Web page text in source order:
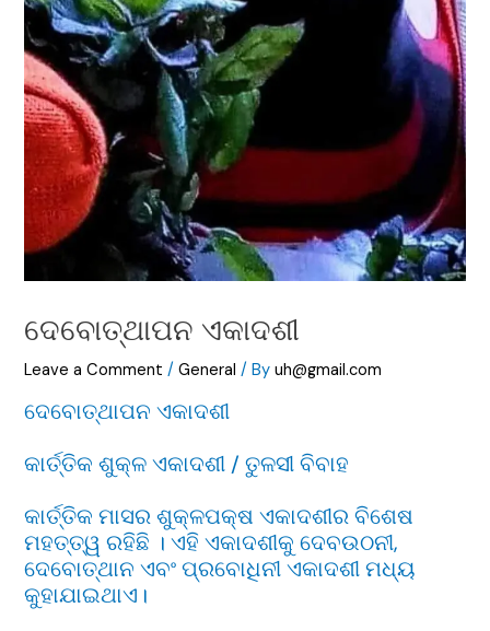
ଦେବୋତ୍ଥାପନ ଏକାଦଶୀ
Leave a Comment /General / Byuh@gmail.com
ଦେବୋତ୍ଥାପନ ଏକାଦଶୀ
କାର୍ତ୍ତିକ ଶୁକ୍ଳ ଏକାଦଶୀ / ତୁଳସୀ ବିବାହ
କାର୍ତ୍ତିକ ମାସର ଶୁକ୍ଳପକ୍ଷ ଏକାଦଶୀର ବିଶେଷ
ମହତ୍ତ୍ୱ ରହିଛି । ଏହି ଏକାଦଶୀକୁ ଦେବଉଠନୀ,
ଦେବୋତ୍ଥାନ ଏବଂ ପ୍ରବୋଧିନୀ ଏକାଦଶୀ ମଧ୍ୟ
କୁହାଯାଇଥାଏ।